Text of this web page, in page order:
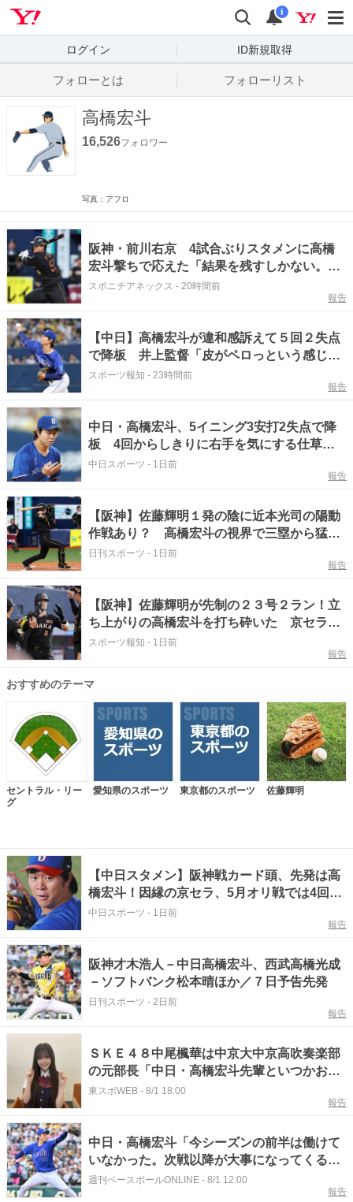
検索
通知
i
ログイン ID新規取得
フォローとは フォローリスト
高橋宏斗
16,526フォロワー
写真：アフロ
阪神・前川右京 4試合ぶりスタメンに高橋
宏斗撃ちで応えた「結果を残すしかない。必
死に上げていきたい」
スポニチアネックス - 20時間前
報告
【中日】高橋宏斗が違和感訴えて５回２失点
で降板 井上監督「皮がペロっという感じが
あった」
スポーツ報知 - 23時間前
報告
中日・高橋宏斗、5イニング3安打2失点で降
板 4回からしきりに右手を気にする仕草…
初回には阪神・佐藤輝に2ラン被弾、今季3勝
中日スポーツ - 1日前
報告
【阪神】佐藤輝明１発の陰に近本光司の陽動
作戦あり？ 高橋宏斗の視界で三塁から猛ダ
ッシュ
日刊スポーツ - 1日前
報告
【阪神】佐藤輝明が先制の２３号２ラン！立
ち上がりの高橋宏斗を打ち砕いた 京セラド
ームはテルコール
スポーツ報知 - 1日前
報告
おすすめのテーマ
セントラル・リー
グ
愛知県のスポーツ 東京都のスポーツ 佐藤輝明
【中日スタメン】阪神戦カード頭、先発は高
橋宏斗！因縁の京セラ、5月オリ戦では4回途
中5失点降板…再昇格から続く好投目指す
中日スポーツ - 1日前
報告
阪神才木浩人－中日高橋宏斗、西武高橋光成
－ソフトバンク松本晴ほか／７日予告先発
日刊スポーツ - 2日前
報告
ＳＫＥ４８中尾楓華は中京大中京高吹奏楽部
の元部長「中日・高橋宏斗先輩といつかお話
ししたいです」
東スポWEB - 8/1 18:00
報告
中日・高橋宏斗「今シーズンの前半は働けて
いなかった。次戦以降が大事になってくる」
／今季2勝目
週刊ベースボールONLINE - 8/1 12:00
報告